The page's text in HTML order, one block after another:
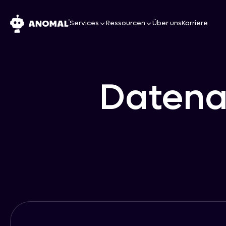
Services Ressourcen Über unsKarriere